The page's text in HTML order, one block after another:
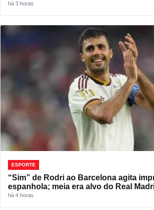
há 3 horas
ESPORTE
“Sim” de Rodri ao Barcelona agita
espanhola; meia era alvo do Real
há 4 horas